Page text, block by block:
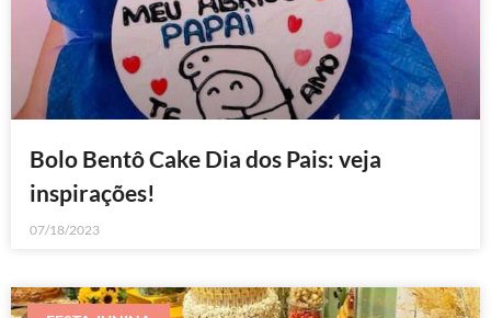
Bolo Bentô Cake Dia dos Pais: veja
inspirações!
07/18/2023